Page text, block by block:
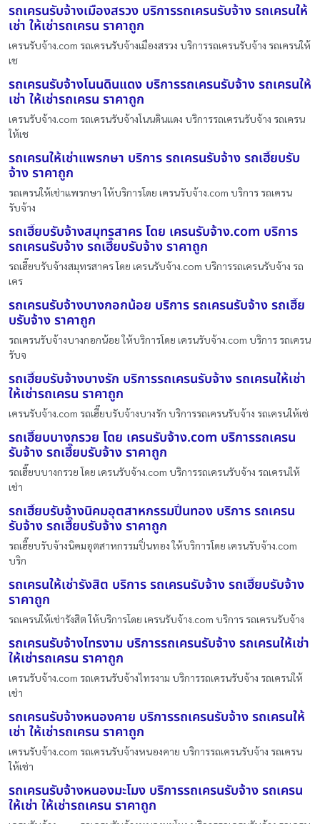
รถเครนรับจ้างเมืองสรวง บริการรถเครนรับจ้าง รถเครนให้
เช่า ให้เช่ารถเครน ราคาถูก
เครนรับจ้าง.com รถเครนรับจ้างเมืองสรวง บริการรถเครนรับจ้าง รถเครนให้
เช
รถเครนรับจ้างโนนดินแดง บริการรถเครนรับจ้าง รถเครนให้
เช่า ให้เช่ารถเครน ราคาถูก
เครนรับจ้าง.com รถเครนรับจ้างโนนดินแดง บริการรถเครนรับจ้าง รถเครน
ให้เช
รถเครนให้เช่าแพรกษา บริการ รถเครนรับจ้าง รถเฮี๊ยบรับ
จ้าง ราคาถูก
รถเครนให้เช่าแพรกษา ให้บริการโดย เครนรับจ้าง.com บริการ รถเครน
รับจ้าง
รถเฮี๊ยบรับจ้างสมุทรสาคร โดย เครนรับจ้าง.com บริการ
รถเครนรับจ้าง รถเฮี๊ยบรับจ้าง ราคาถูก
รถเฮี๊ยบรับจ้างสมุทรสาคร โดย เครนรับจ้าง.com บริการรถเครนรับจ้าง รถ
เคร
รถเครนรับจ้างบางกอกน้อย บริการ รถเครนรับจ้าง รถเฮี๊ย
บรับจ้าง ราคาถูก
รถเครนรับจ้างบางกอกน้อย ให้บริการโดย เครนรับจ้าง.com บริการ รถเครน
รับจ
รถเฮี๊ยบรับจ้างบางรัก บริการรถเครนรับจ้าง รถเครนให้เช่า
ให้เช่ารถเครน ราคาถูก
เครนรับจ้าง.com รถเฮี๊ยบรับจ้างบางรัก บริการรถเครนรับจ้าง รถเครนให้เช่
รถเฮี๊ยบบางกรวย โดย เครนรับจ้าง.com บริการรถเครน
รับจ้าง รถเฮี๊ยบรับจ้าง ราคาถูก
รถเฮี๊ยบบางกรวย โดย เครนรับจ้าง.com บริการรถเครนรับจ้าง รถเครนให้
เช่า
รถเฮี๊ยบรับจ้างนิคมอุตสาหกรรมปิ่นทอง บริการ รถเครน
รับจ้าง รถเฮี๊ยบรับจ้าง ราคาถูก
รถเฮี๊ยบรับจ้างนิคมอุตสาหกรรมปิ่นทอง ให้บริการโดย เครนรับจ้าง.com
บริก
รถเครนให้เช่ารังสิต บริการ รถเครนรับจ้าง รถเฮี๊ยบรับจ้าง
ราคาถูก
รถเครนให้เช่ารังสิต ให้บริการโดย เครนรับจ้าง.com บริการ รถเครนรับจ้าง
รถเครนรับจ้างไทรงาม บริการรถเครนรับจ้าง รถเครนให้เช่า
ให้เช่ารถเครน ราคาถูก
เครนรับจ้าง.com รถเครนรับจ้างไทรงาม บริการรถเครนรับจ้าง รถเครนให้
เช่า
รถเครนรับจ้างหนองคาย บริการรถเครนรับจ้าง รถเครนให้
เช่า ให้เช่ารถเครน ราคาถูก
เครนรับจ้าง.com รถเครนรับจ้างหนองคาย บริการรถเครนรับจ้าง รถเครน
ให้เช่า
รถเครนรับจ้างหนองมะโมง บริการรถเครนรับจ้าง รถเครน
ให้เช่า ให้เช่ารถเครน ราคาถูก